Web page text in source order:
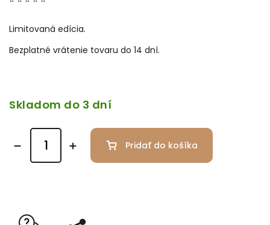
Limitovaná edícia.
Bezplatné vrátenie tovaru do 14 dní.
Skladom do 3 dní
Pridať do košíka